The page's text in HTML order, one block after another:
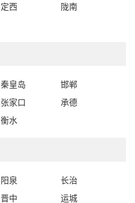
定西
陇南
秦皇岛
邯郸
张家口
承德
衡水
阳泉
长治
晋中
运城